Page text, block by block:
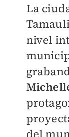
La
nivel
del